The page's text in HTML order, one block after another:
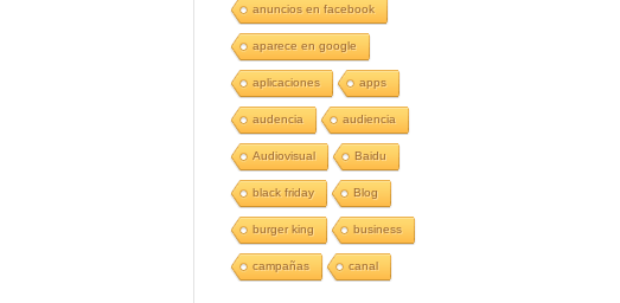
anuncios en facebook
aparece en google
aplicaciones apps
audencia audiencia
Audiovisual Baidu
black friday Blog
burger king business
campañas canal